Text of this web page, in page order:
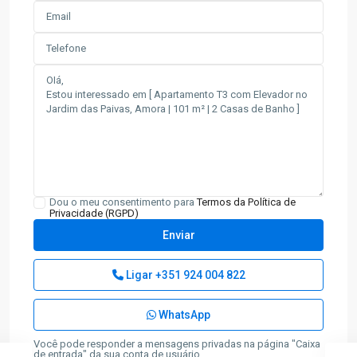
Dou o meu consentimento paraTermos da Política de
Privacidade (RGPD)
Ligar +351 924 004 822
WhatsApp
Você pode responder a mensagens privadas na página "Caixa
de entrada" da sua conta de usuário.